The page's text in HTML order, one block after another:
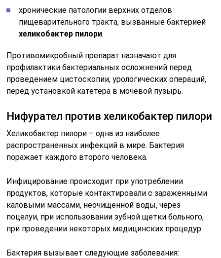
хронические патологии верхних отделов
пищеварительного тракта, вызванные бактерией
хеликобактер пилори.
Противомикробный препарат назначают для
профилактики бактериальных осложнений перед
проведением цистоскопии, урологических операций,
перед установкой катетера в мочевой пузырь.
Нифурател против хеликобактер пилори
Хеликобактер пилори – одна из наиболее
распространенных инфекций в мире. Бактерия
поражает каждого второго человека.
Инфицирование происходит при употреблении
продуктов, которые контактировали с зараженными
каловыми массами, неочищенной воды, через
поцелуи, при использовании зубной щетки больного,
при проведении некоторых медицинских процедур.
Бактерия вызывает следующие заболевания: